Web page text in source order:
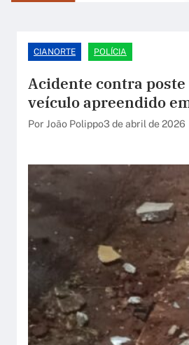
CIANORTE POLÍCIA
Acidente contra
veículo apreendido
Por João Polippo3 de abril de 2026